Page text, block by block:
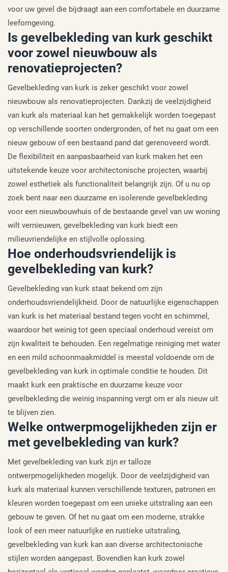
voor uw gevel die bijdraagt aan een comfortabele en duurzame
leefomgeving.
Is gevelbekleding van kurk geschikt
voor zowel nieuwbouw als
renovatieprojecten?
Gevelbekleding van kurk is zeker geschikt voor zowel
nieuwbouw als renovatieprojecten. Dankzij de veelzijdigheid
van kurk als materiaal kan het gemakkelijk worden toegepast
op verschillende soorten ondergronden, of het nu gaat om een
nieuw gebouw of een bestaand pand dat gerenoveerd wordt.
De flexibiliteit en aanpasbaarheid van kurk maken het een
uitstekende keuze voor architectonische projecten, waarbij
zowel esthetiek als functionaliteit belangrijk zijn. Of u nu op
zoek bent naar een duurzame en isolerende gevelbekleding
voor een nieuwbouwhuis of de bestaande gevel van uw woning
wilt vernieuwen, gevelbekleding van kurk biedt een
milieuvriendelijke en stijlvolle oplossing.
Hoe onderhoudsvriendelijk is
gevelbekleding van kurk?
Gevelbekleding van kurk staat bekend om zijn
onderhoudsvriendelijkheid. Door de natuurlijke eigenschappen
van kurk is het materiaal bestand tegen vocht en schimmel,
waardoor het weinig tot geen speciaal onderhoud vereist om
zijn kwaliteit te behouden. Een regelmatige reiniging met water
en een mild schoonmaakmiddel is meestal voldoende om de
gevelbekleding van kurk in optimale conditie te houden. Dit
maakt kurk een praktische en duurzame keuze voor
gevelbekleding die weinig inspanning vergt om er als nieuw uit
te blijven zien.
Welke ontwerpmogelijkheden zijn er
met gevelbekleding van kurk?
Met gevelbekleding van kurk zijn er talloze
ontwerpmogelijkheden mogelijk. Door de veelzijdigheid van
kurk als materiaal kunnen verschillende texturen, patronen en
kleuren worden toegepast om een unieke uitstraling aan een
gebouw te geven. Of het nu gaat om een moderne, strakke
look of een meer natuurlijke en rustieke uitstraling,
gevelbekleding van kurk kan aan diverse architectonische
stijlen worden aangepast. Bovendien kan kurk zowel